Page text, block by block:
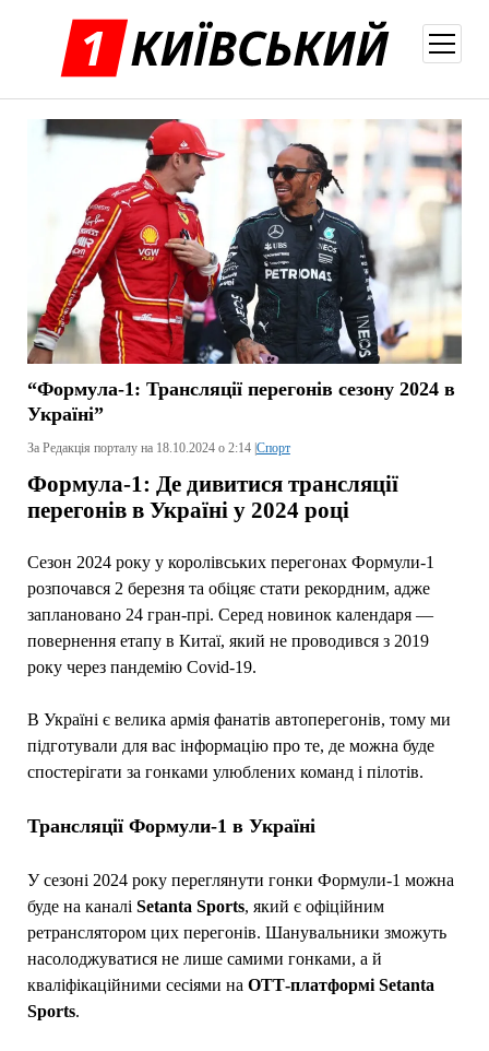
меню
“Формула-1: Трансляції перегонів сезону 2024 в
Україні”
За Редакція порталу на 18.10.2024 о 2:14 | Спорт
Формула-1: Де дивитися трансляції
перегонів в Україні у 2024 році
Сезон 2024 року у королівських перегонах Формули-1
розпочався 2 березня та обіцяє стати рекордним, адже
заплановано 24 гран-прі. Серед новинок календаря —
повернення етапу в Китаї, який не проводився з 2019
року через пандемію Covid-19.
В Україні є велика армія фанатів автоперегонів, тому ми
підготували для вас інформацію про те, де можна буде
спостерігати за гонками улюблених команд і пілотів.
Трансляції Формули-1 в Україні
У сезоні 2024 року переглянути гонки Формули-1 можна
буде на каналі Setanta Sports, який є офіційним
ретранслятором цих перегонів. Шанувальники зможуть
насолоджуватися не лише самими гонками, а й
кваліфікаційними сесіями на ОТТ-платформі Setanta
Sports.